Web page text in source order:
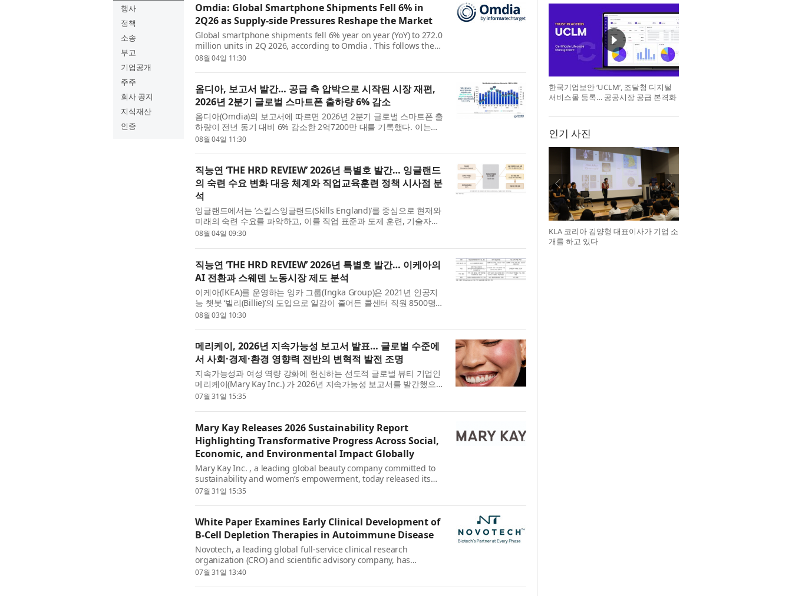
행사
정책
소송
부고
기업공개
주주
회사 공지
지식재산
인증
Omdia: Global Smartphone Shipments Fell 6% in
2Q26 as Supply-side Pressures Reshape the Market
Global smartphone shipments fell 6% year on year (YoY) to 272.0
million units in 2Q 2026, according to Omdia . This follows the
front-loaded demand seen in 1Q26 which gave way to the
08월 04일 11:30
옴디아, 보고서 발간… 공급 측 압박으로 시작된 시장 재편,
2026년 2분기 글로벌 스마트폰 출하량 6% 감소
옴디아(Omdia)의 보고서에 따르면 2026년 2분기 글로벌 스마트폰 출
하량이 전년 동기 대비 6% 감소한 2억7200만 대를 기록했다. 이는
2026년 1분기에 나타났던 선수요 효과가 메모리 비용 사이클의 조정
08월 04일 11:30
직능연 ‘THE HRD REVIEW’ 2026년 특별호 발간… 잉글랜드
의 숙련 수요 변화 대응 체계와 직업교육훈련 정책 시사점 분
석
잉글랜드에서는 ‘스킬스잉글랜드(Skills England)’를 중심으로 현재와
미래의 숙련 수요를 파악하고, 이를 직업 표준과 도제 훈련, 기술자격
등 교육훈련 및 자격 체계에 연계하기 위한 정책적 노력을 강화하고
08월 04일 09:30
직능연 ‘THE HRD REVIEW’ 2026년 특별호 발간… 이케아의
AI 전환과 스웨덴 노동시장 제도 분석
이케아(IKEA)를 운영하는 잉카 그룹(Ingka Group)은 2021년 인공지
능 챗봇 ‘빌리(Billie)’의 도입으로 일감이 줄어든 콜센터 직원 8500명
을 감원하는 대신 해당 직원들을 ‘원격 인테리어 디자인 어드바이저
08월 03일 10:30
메리케이, 2026년 지속가능성 보고서 발표… 글로벌 수준에
서 사회·경제·환경 영향력 전반의 변혁적 발전 조명
지속가능성과 여성 역량 강화에 헌신하는 선도적 글로벌 뷰티 기업인
메리케이(Mary Kay Inc.) 가 2026년 지속가능성 보고서를 발간했으
며, 이 보고서는 2030년 목표를 향한 진전 상황을 요약하고, 2025년
07월 31일 15:35
Mary Kay Releases 2026 Sustainability Report
Highlighting Transformative Progress Across Social,
Economic, and Environmental Impact Globally
Mary Kay Inc. , a leading global beauty company committed to
sustainability and women’s empowerment, today released its
2026 Sustainability Report, outlining progress toward its 2030
07월 31일 15:35
White Paper Examines Early Clinical Development of
B-Cell Depletion Therapies in Autoimmune Disease
Novotech, a leading global full-service clinical research
organization (CRO) and scientific advisory company, has
released a new white paper, B-Cell Depletion in Autoimmune
07월 31일 13:40
한국기업보안 ‘UCLM’, 조달청 디지털
서비스몰 등록… 공공시장 공급 본격화
인기 사진
KLA 코리아 김양형 대표이사가 기업 소
개를 하고 있다